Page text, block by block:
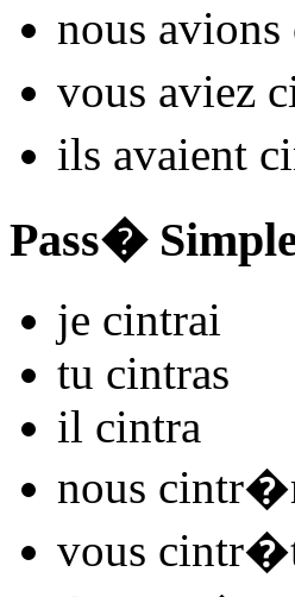
nous
vous aviez
ils avaient
Pass�
je cintrai
tu cintras
il cintra
nous cintr
vous cintr